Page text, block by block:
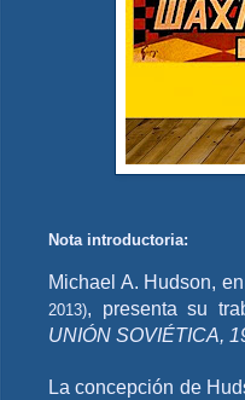
Nota introductoria:
Michael A. Hudson,
2013), presenta su
UNIÓN SOVIÉTICA,
La concepción de